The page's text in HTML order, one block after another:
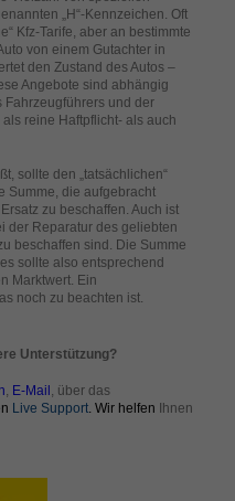
„H“-Kennzeichen. Oft
Kfz-Tarife, aber an bestimmte
von einem Gutachter in
den Zustand des Autos –
Angebote sind abhängig
Fahrzeugführers und der
reine Haftpflicht- als auch
sollte den „tatsächlichen“
Summe, die aufgebracht
zu beschaffen. Auch ist
der Reparatur des geliebten
beschaffen sind. Die Summe
sollte also entsprechend
Marktwert. Ein
noch zu beachten ist.
Unterstützung?
, E-Mail , über das
Live Support. Wir helfen Ihnen
zu verbessern.
werden (z. B. IP-
und Inhalte oder
Informationen über die
in unserer
verwendeten Cookies. Sie
und so nur bestimmte
Speichern
akzeptieren
Funktionen und sind für
anzeigen
Media-Plattformen werden